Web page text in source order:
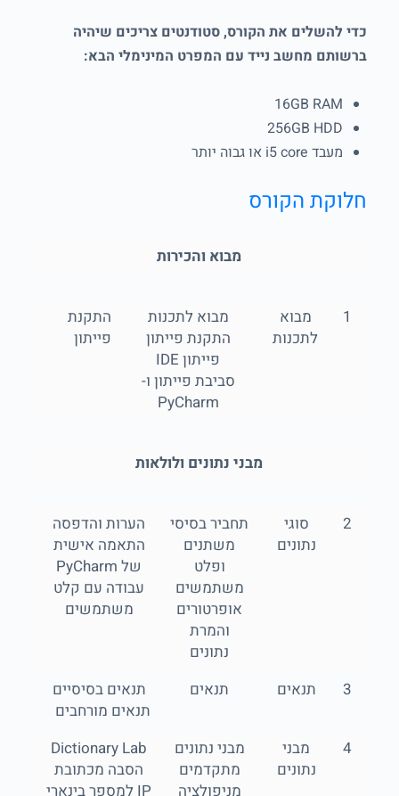
כדי להשלים את הקורס, סטודנטים צריכים שיהיה
ברשותם מחשב נייד עם המפרט המינימלי הבא:
16GB RAM
256GB HDD
מעבד i5 core או גבוה יותר
חלוקת הקורס
מבוא והכירות
1
מבוא
לתכנות
מבוא לתכנות
התקנת פייתון
פייתון IDE
סביבת פייתון ו-
PyCharm
התקנת
פייתון
מבני נתונים ולולאות
2
סוגי
נתונים
תחביר בסיסי
משתנים
ופלט
משתמשים
אופרטורים
והמרת
נתונים
הערות והדפסה
התאמה אישית
של PyCharm
עבודה עם קלט
משתמשים
3 תנאים תנאים
תנאים בסיסיים
תנאים מורחבים
4
מבני
נתונים
מבני נתונים
מתקדמים
מניפולציה
Dictionary Lab
הסבה מכתובת
IP למספר בינארי